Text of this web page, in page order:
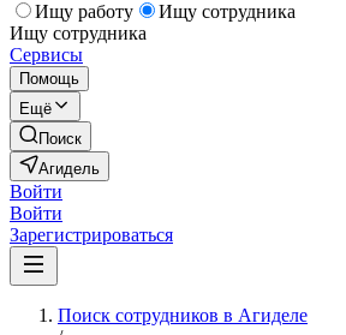
Ищу работу
Ищу сотрудника
Ищу сотрудника
Сервисы
Помощь
Ещё
Поиск
Агидель
Войти
Войти
Зарегистрироваться
Поиск сотрудников в Агиделе